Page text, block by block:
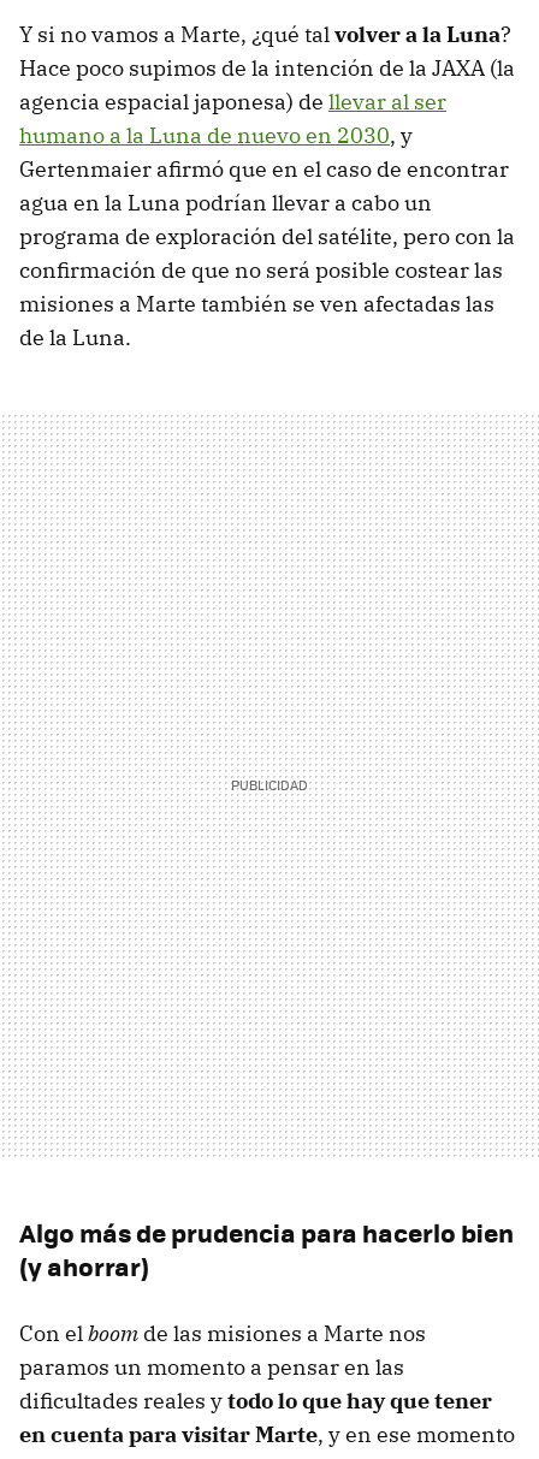
Y si no vamos a Marte, ¿qué talvolver a la Luna?
Hace poco supimos de la intención de la JAXA (la
agencia espacial japonesa) de llevar al ser
humano a la Luna de nuevo en 2030, y
Gertenmaier afirmó que en el caso de encontrar
agua en la Luna podrían llevar a cabo un
programa de exploración del satélite, pero con la
confirmación de que no será posible costear las
misiones a Marte también se ven afectadas las
de la Luna.
Algo más de prudencia para hacerlo bien
(y ahorrar)
Con elboom de las misiones a Marte nos
paramos un momento a pensar en las
dificultades reales ytodo lo que hay que tener
en cuenta para visitar Marte, y en ese momento